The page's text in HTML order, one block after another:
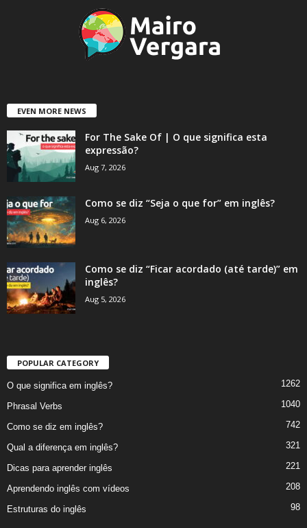
EVEN MORE NEWS
For The Sake Of | O que significa esta
expressão?
Aug 7, 2026
Como se diz “Seja o que for” em inglês?
Aug 6, 2026
Como se diz “Ficar acordado (até tarde)” em
inglês?
Aug 5, 2026
POPULAR CATEGORY
O que significa em inglês? 1262
Phrasal Verbs 1040
Como se diz em inglês? 742
Qual a diferença em inglês? 321
Dicas para aprender inglês 221
Aprendendo inglês com vídeos 208
Estruturas do inglês 98